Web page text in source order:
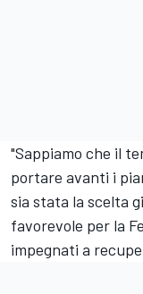
"Sappiamo che il
portare avanti i
sia stata la scelta
favorevole per la
impegnati a